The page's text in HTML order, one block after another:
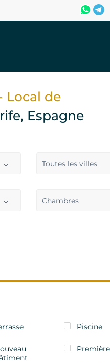
Local de
Espagne
Toutes les villes
Chambres
Piscine